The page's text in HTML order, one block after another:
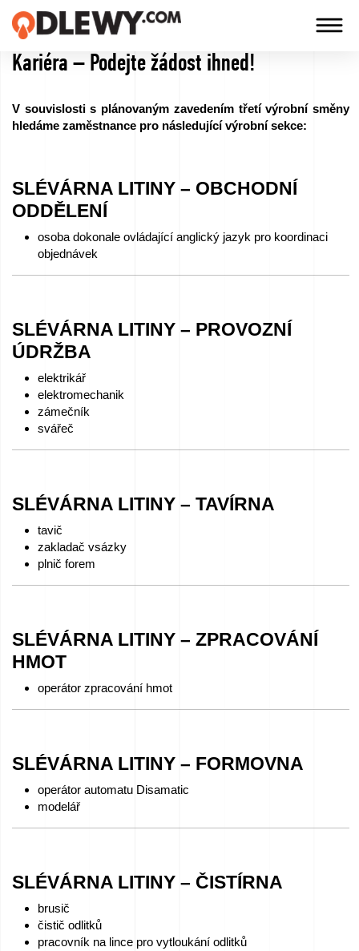
TRADYCJA
Firma
Technologie
Naše
produkty
Kariéra
–
Podejte
Zařízení
k
prodeji
EU
Sponzorujeme
–
love
horses
Filmy
slévárny
Kontakt
Kariéra – Podejte žádost ihned!
V souvislosti s plánovaným zavedením třetí výrobní směny
hledáme zaměstnance pro následující výrobní sekce:
SLÉVÁRNA LITINY – OBCHODNÍ
ODDĚLENÍ
osoba dokonale ovládající anglický jazyk pro koordinaci
objednávek
SLÉVÁRNA LITINY – PROVOZNÍ
ÚDRŽBA
elektrikář
elektromechanik
zámečník
svářeč
SLÉVÁRNA LITINY – TAVÍRNA
tavič
zakladač vsázky
plnič forem
SLÉVÁRNA LITINY – ZPRACOVÁNÍ
HMOT
operátor zpracování hmot
SLÉVÁRNA LITINY – FORMOVNA
operátor automatu Disamatic
modelář
SLÉVÁRNA LITINY – ČISTÍRNA
brusič
čistič odlitků
pracovník na lince pro vytloukání odlitků